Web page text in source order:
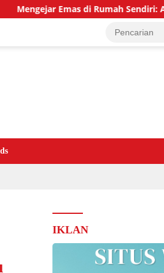
Emas di Rumah Sendiri: Ambisi
IKLAN